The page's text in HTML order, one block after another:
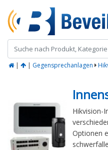
| | Gegensprechanlagen
Hikvision-
Optionen